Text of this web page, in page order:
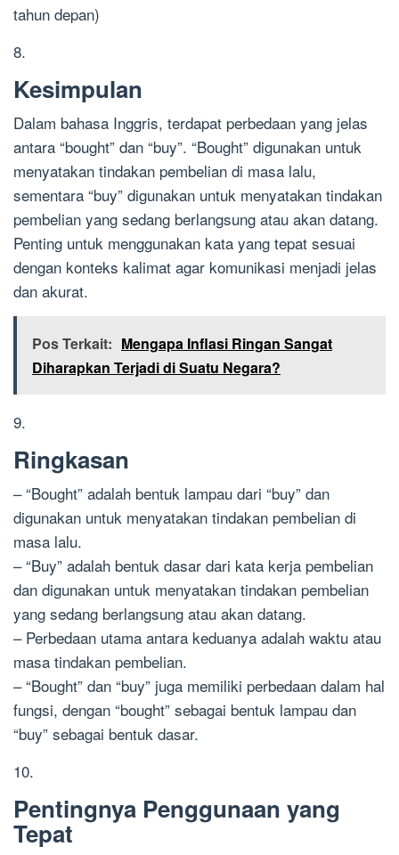
tahun depan)
8.
Kesimpulan
Dalam bahasa Inggris, terdapat perbedaan yang jelas
antara “bought” dan “buy”. “Bought” digunakan untuk
menyatakan tindakan pembelian di masa lalu,
sementara “buy” digunakan untuk menyatakan tindakan
pembelian yang sedang berlangsung atau akan datang.
Penting untuk menggunakan kata yang tepat sesuai
dengan konteks kalimat agar komunikasi menjadi jelas
dan akurat.
Pos Terkait: Mengapa Inflasi Ringan Sangat
Diharapkan Terjadi di Suatu Negara?
9.
Ringkasan
– “Bought” adalah bentuk lampau dari “buy” dan
digunakan untuk menyatakan tindakan pembelian di
masa lalu.
– “Buy” adalah bentuk dasar dari kata kerja pembelian
dan digunakan untuk menyatakan tindakan pembelian
yang sedang berlangsung atau akan datang.
– Perbedaan utama antara keduanya adalah waktu atau
masa tindakan pembelian.
– “Bought” dan “buy” juga memiliki perbedaan dalam hal
fungsi, dengan “bought” sebagai bentuk lampau dan
“buy” sebagai bentuk dasar.
10.
Pentingnya Penggunaan yang
Tepat